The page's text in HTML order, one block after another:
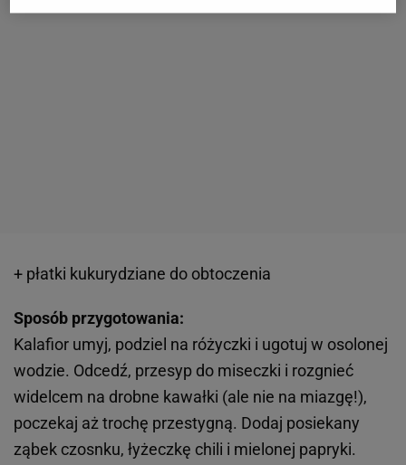
+ płatki kukurydziane do obtoczenia
Sposób przygotowania:
Kalafior umyj, podziel na różyczki i ugotuj w osolonej
wodzie. Odcedź, przesyp do miseczki i rozgnieć
widelcem na drobne kawałki (ale nie na miazgę!),
poczekaj aż trochę przestygną. Dodaj posiekany
ząbek czosnku, łyżeczkę chili i mielonej papryki.